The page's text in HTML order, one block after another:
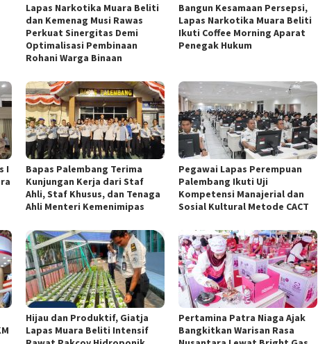
Lapas Narkotika Muara Beliti
dan Kemenag Musi Rawas
Perkuat Sinergitas Demi
Optimalisasi Pembinaan
Rohani Warga Binaan
Bangun Kesamaan Persepsi,
Lapas Narkotika Muara Beliti
Ikuti Coffee Morning Aparat
Penegak Hukum
I
Bapas Palembang Terima
Kunjungan Kerja dari Staf
Ahli, Staf Khusus, dan Tenaga
Ahli Menteri Kemenimipas
Pegawai Lapas Perempuan
Palembang Ikuti Uji
Kompetensi Manajerial dan
Sosial Kultural Metode CACT
Hijau dan Produktif, Giatja
Lapas Muara Beliti Intensif
Pertamina Patra Niaga Ajak
Bangkitkan Warisan Rasa